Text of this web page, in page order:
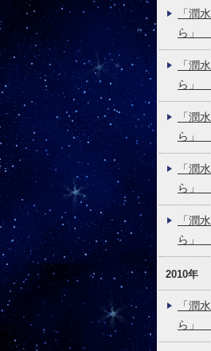
「潤
ら」
「潤
ら」
「潤
ら」
「潤
ら」
「潤
ら」
2010年
「潤
ら」